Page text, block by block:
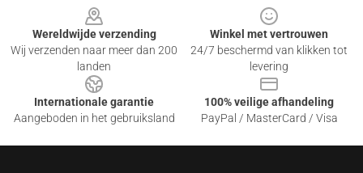
Wereldwijde verzending
Wij verzenden naar meer dan 200
landen
Winkel met vertrouwen
24/7 beschermd van klikken tot
levering
Internationale garantie
Aangeboden in het gebruiksland
100% veilige afhandeling
PayPal / MasterCard / Visa